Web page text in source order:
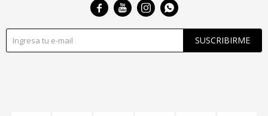
SUSCRIBIRME
   